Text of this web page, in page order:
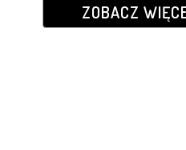
ZOBACZ